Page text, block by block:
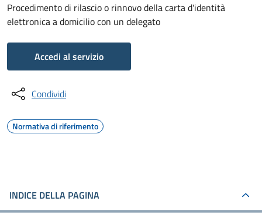
Procedimento di rilascio o rinnovo della carta d'identità
elettronica a domicilio con un delegato
Accedi al servizio
Condividi
Normativa di riferimento
INDICE DELLA PAGINA